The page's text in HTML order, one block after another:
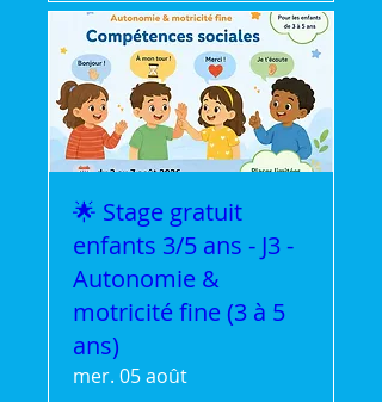
🌟 Stage gratuit
enfants 3/5 ans - J3 -
Autonomie &
motricité fine (3 à 5
ans)
mer. 05 août